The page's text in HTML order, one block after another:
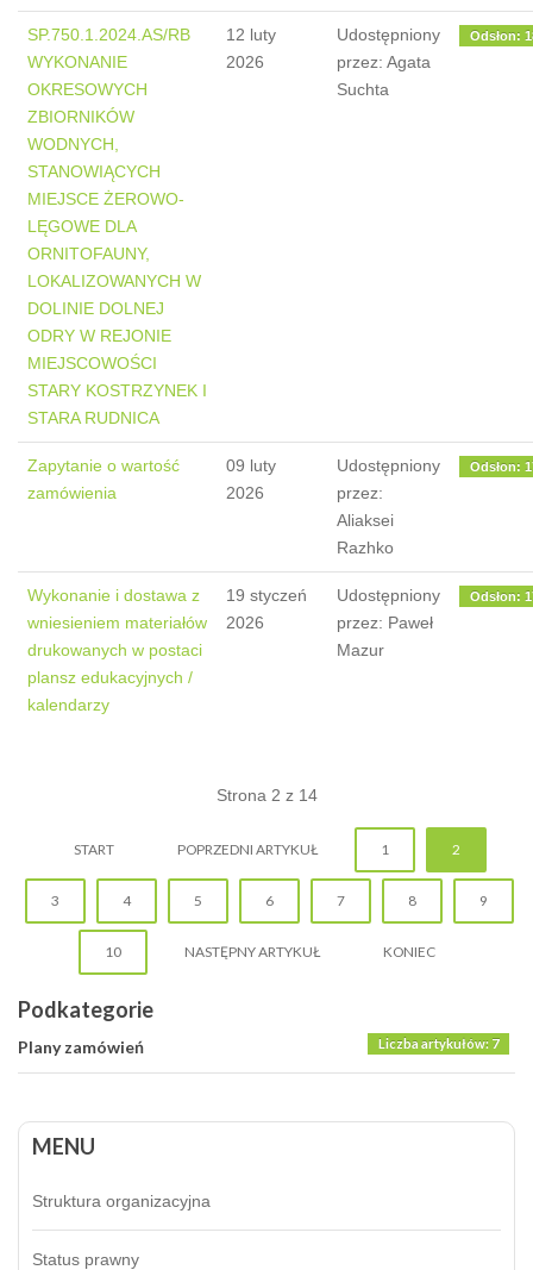
SP.750.1.2024.AS/RB
WYKONANIE
OKRESOWYCH
ZBIORNIKÓW
WODNYCH,
STANOWIĄCYCH
MIEJSCE ŻEROWO-
LĘGOWE DLA
ORNITOFAUNY,
LOKALIZOWANYCH W
DOLINIE DOLNEJ
ODRY W REJONIE
MIEJSCOWOŚCI
STARY KOSTRZYNEK I
STARA RUDNICA
12 luty
2026
Udostępniony
przez: Agata
Suchta
Odsłon:
Zapytanie o wartość
zamówienia
09 luty
2026
Udostępniony
przez:
Aliaksei
Razhko
Odsłon:
Wykonanie i dostawa z
wniesieniem materiałów
drukowanych w postaci
plansz edukacyjnych /
kalendarzy
19 styczeń
2026
Udostępniony
przez: Paweł
Mazur
Odsłon:
Strona 2 z 14
START POPRZEDNI ARTYKUŁ 1 2
3 4 5 6 7 8 9
10 NASTĘPNY ARTYKUŁ KONIEC
Podkategorie
Plany zamówień Liczba artykułów: 7
MENU
Struktura organizacyjna
Status prawny